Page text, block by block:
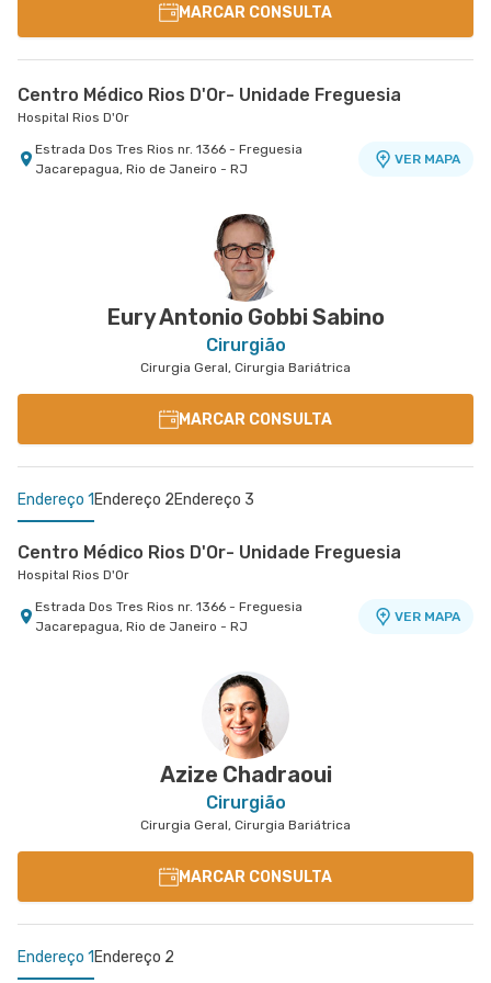
MARCAR CONSULTA
Centro Médico Rios D'Or- Unidade Freguesia
Hospital Rios D'Or
Estrada Dos Tres Rios nr. 1366 - Freguesia
Jacarepagua, Rio de Janeiro - RJ
VER MAPA
Eury Antonio Gobbi Sabino
Cirurgião
Cirurgia Geral, Cirurgia Bariátrica
MARCAR CONSULTA
Endereço 1 Endereço 2Endereço 3
Centro Médico Rios D'Or- Unidade Freguesia
Hospital Rios D'Or
Estrada Dos Tres Rios nr. 1366 - Freguesia
Jacarepagua, Rio de Janeiro - RJ
VER MAPA
Avenida Nelson Mufarrej nr. 255 1° Andar - Barra
Rua Almirante Baltazar nr. 333 7° Andar - Sao
Cristovao, Rio de Janeiro - RJ
Azize Chadraoui
Cirurgião
Cirurgia Geral, Cirurgia Bariátrica
MARCAR CONSULTA
Endereço 1 Endereço 2